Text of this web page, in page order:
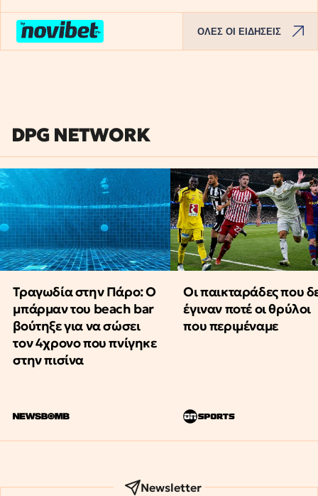
ΟΛΕΣ ΟΙ ΕΙΔΗΣΕΙΣ
DPG NETWORK
Τραγωδία στην Πάρο: Ο
μπάρμαν του beach bar
βούτηξε για να σώσει
τον 4χρονο που πνίγηκε
στην πισίνα
Οι παικταράδες που
έγιναν ποτέ οι θρύλοι
που περιμέναμε
Newsletter